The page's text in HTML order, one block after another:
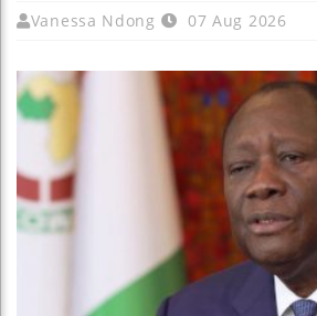
Vanessa Ndong 07 Aug 2026